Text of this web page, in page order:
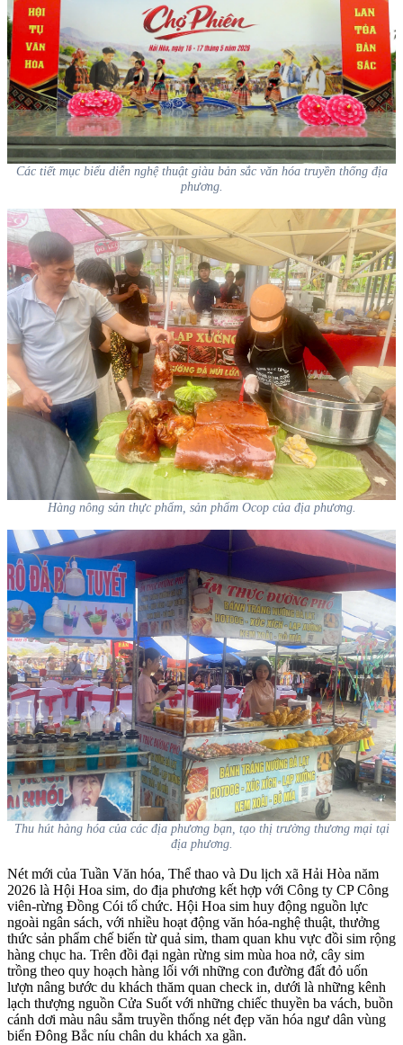
Các tiết mục biểu diễn nghệ thuật giàu bản sắc văn hóa truyền thống địa
phương.
Hàng nông sản thực phẩm, sản phẩm Ocop của địa phương.
Thu hút hàng hóa của các địa phương bạn, tạo thị trường thương mại tại
địa phương.
Nét mới của Tuần Văn hóa, Thể thao và Du lịch xã Hải Hòa năm
2026 là Hội Hoa sim, do địa phương kết hợp với Công ty CP Công
viên-rừng Đồng Cói tổ chức. Hội Hoa sim huy động nguồn lực
ngoài ngân sách, với nhiều hoạt động văn hóa-nghệ thuật, thưởng
thức sản phẩm chế biến từ quả sim, tham quan khu vực đồi sim rộng
hàng chục ha. Trên đồi đại ngàn rừng sim mùa hoa nở, cây sim
trồng theo quy hoạch hàng lối với những con đường đất đỏ uốn
lượn nâng bước du khách thăm quan check in, dưới là những kênh
lạch thượng nguồn Cửa Suốt với những chiếc thuyền ba vách, buồn
cánh dơi màu nâu sẫm truyền thống nét đẹp văn hóa ngư dân vùng
biển Đông Bắc níu chân du khách xa gần.